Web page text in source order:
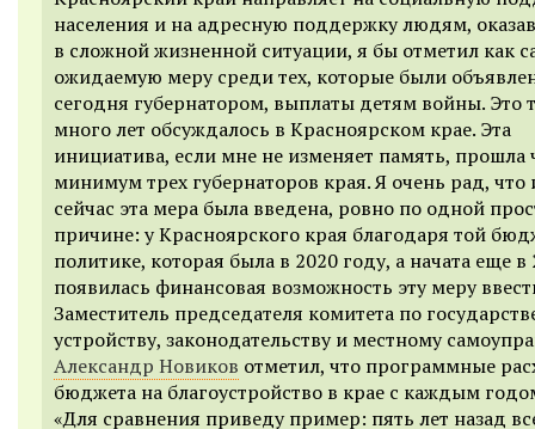
населения и на адресную поддержку людям,
в сложной жизненной ситуации, я бы отметил как
ожидаемую меру среди тех, которые были
сегодня губернатором, выплаты детям войны. Это
много лет обсуждалось в Красноярском крае. Эта
инициатива, если мне не изменяет память, прошла
минимум трех губернаторов края. Я очень рад,
сейчас эта мера была введена, ровно по одной
причине: у Красноярского края благодаря той
политике, которая была в 2020 году, а начата еще в
появилась финансовая возможность эту меру
Заместитель председателя комитета по
устройству, законодательству и местному
Александр Новиков отметил, что программные
бюджета на благоустройство в крае с каждым
«Для сравнения приведу пример: пять лет назад